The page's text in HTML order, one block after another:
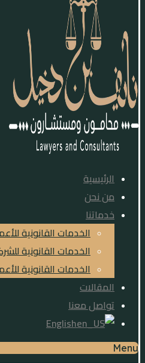
الرئيسية
من نحن
خدماتنا
الخدمات القانونية
الخدمات القانونية
الخدمات القانونية
المقالات
تواصل معنا
English
Menu